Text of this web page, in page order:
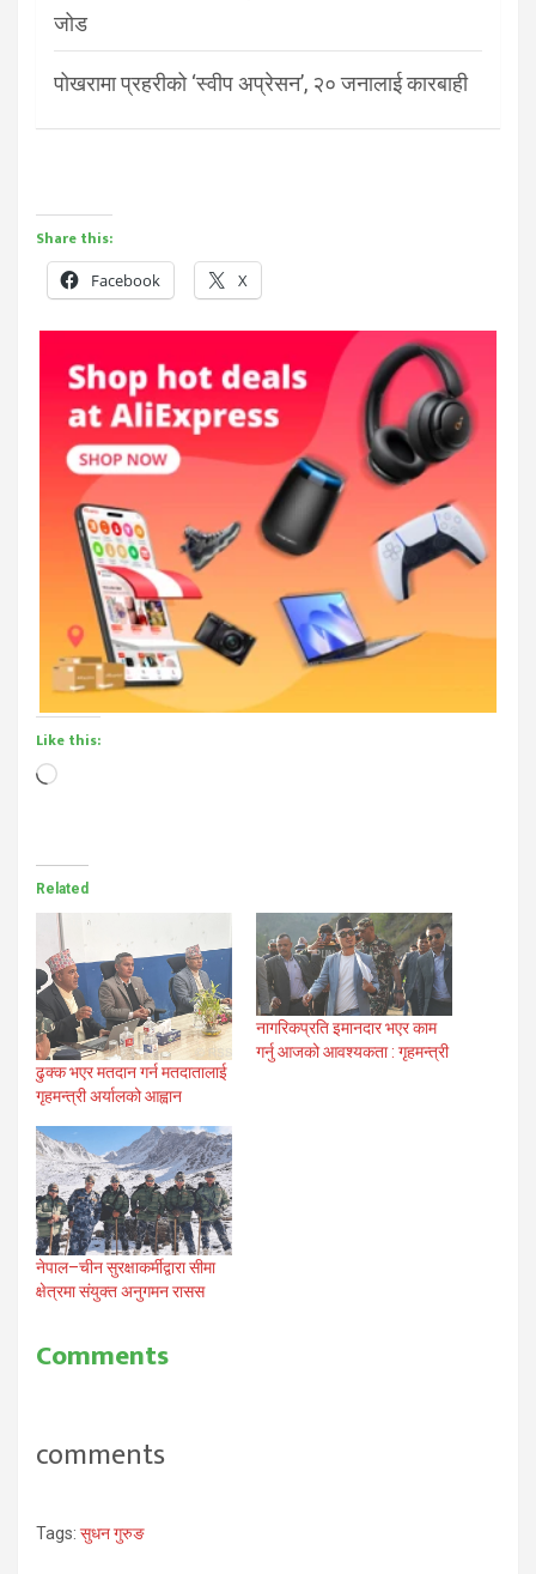
जोड
पोखरामा प्रहरीको ‘स्वीप अप्रेसन’, २० जनालाई कारबाही
Share this:
Facebook X
Like this:
Loading…
Related
ढुक्क भएर मतदान गर्न मतदातालाई
गृहमन्त्री अर्यालको आह्वान
नागरिकप्रति इमानदार भएर काम
गर्नु आजको आवश्यकता : गृहमन्त्री
नेपाल–चीन सुरक्षाकर्मीद्वारा सीमा
क्षेत्रमा संयुक्त अनुगमन रासस
Comments
comments
Tags: सुधन गुरुङ